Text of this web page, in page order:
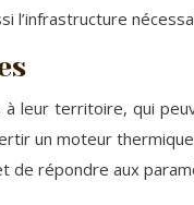
l’infrastructure
territoire, qui
un moteur
répondre aux